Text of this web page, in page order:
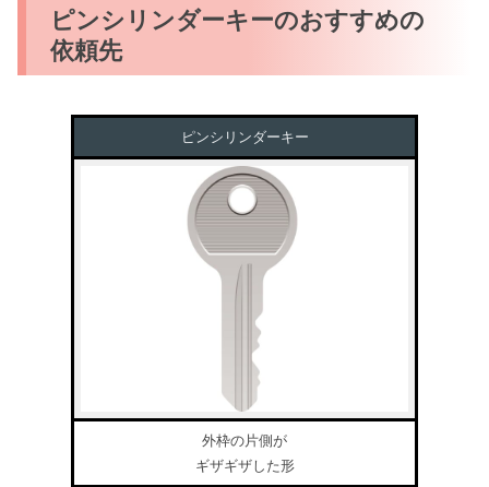
ピンシリンダーキーのおすすめの
依頼先
ピンシリンダーキー
外枠の片側が
ギザギザした形